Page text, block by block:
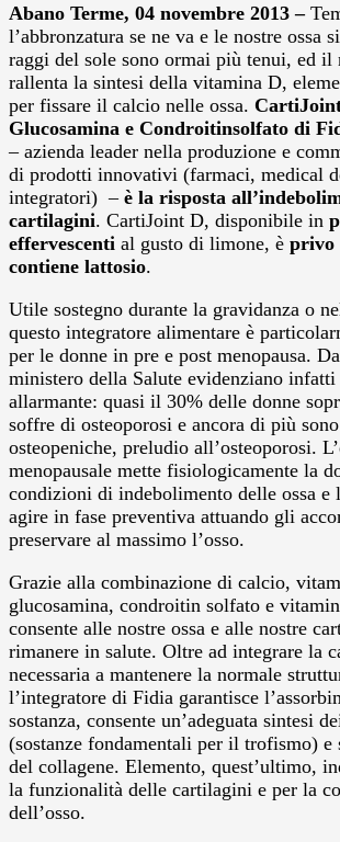
Abano Terme, 04 novembre 2013 –
l’abbronzatura se ne va e le nostre ossa
raggi del sole sono ormai più tenui, ed il
rallenta la sintesi della vitamina D,
per fissare il calcio nelle ossa.
Glucosamina e Condroitinsolfato di
– azienda leader nella produzione e
di prodotti innovativi (farmaci, medical
integratori) – è la risposta
cartilagini. CartiJoint D, disponibile in
effervescenti al gusto di limone, è privo
contiene lattosio.
Utile sostegno durante la gravidanza o
questo integratore alimentare è
per le donne in pre e post menopausa.
ministero della Salute evidenziano infatti
allarmante: quasi il 30% delle donne
soffre di osteoporosi e ancora di più
osteopeniche, preludio all’osteoporosi.
menopausale mette fisiologicamente la
condizioni di indebolimento delle ossa e
agire in fase preventiva attuando gli
preservare al massimo l’osso.
Grazie alla combinazione di calcio,
glucosamina, condroitin solfato e
consente alle nostre ossa e alle nostre
rimanere in salute. Oltre ad integrare la
necessaria a mantenere la normale
l’integratore di Fidia garantisce
sostanza, consente un’adeguata sintesi
(sostanze fondamentali per il trofismo) e
del collagene. Elemento, quest’ultimo,
la funzionalità delle cartilagini e per la
dell’osso.